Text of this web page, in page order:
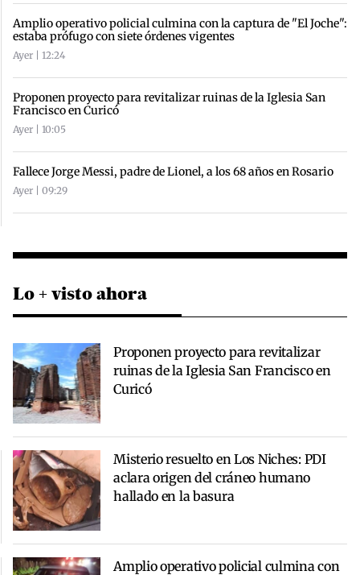
Amplio operativo policial culmina con la captura de "El Joche":
estaba prófugo con siete órdenes vigentes
Ayer | 12:24
Proponen proyecto para revitalizar ruinas de la Iglesia San
Francisco en Curicó
Ayer | 10:05
Fallece Jorge Messi, padre de Lionel, a los 68 años en Rosario
Ayer | 09:29
Lo + visto ahora
Proponen proyecto para revitalizar
ruinas de la Iglesia San Francisco en
Curicó
Misterio resuelto en Los Niches: PDI
aclara origen del cráneo humano
hallado en la basura
Amplio operativo policial culmina con